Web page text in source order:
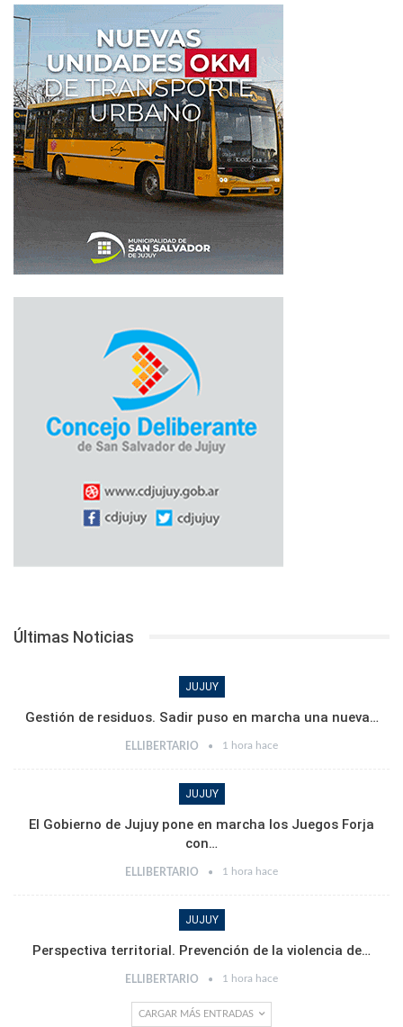
Últimas Noticias
JUJUY
Gestión de residuos. Sadir puso en marcha una nueva…
ELLIBERTARIO 1 hora hace
JUJUY
El Gobierno de Jujuy pone en marcha los Juegos Forja
con…
ELLIBERTARIO 1 hora hace
JUJUY
Perspectiva territorial. Prevención de la violencia de…
ELLIBERTARIO 1 hora hace
CARGAR MÁS ENTRADAS